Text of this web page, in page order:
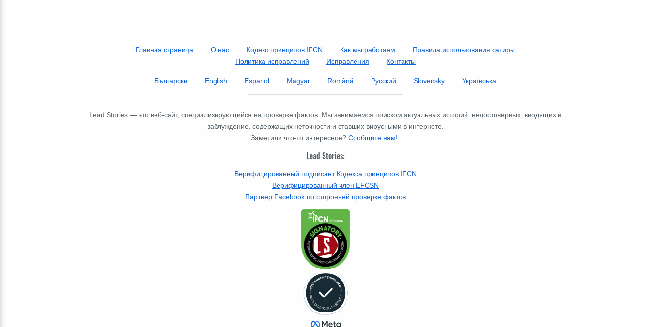
Главная страница О нас Кодекс принципов IFCN Как мы работаем
Правила использования сатиры
Политика исправлений
Исправления Контакты
Български English Espanol Magyar Română Русский Slovensky Українська
Lead Stories — это веб-сайт, специализирующийся на проверке фактов. Мы занимаемся поиском актуальных историй: недостоверных, вводящих в
заблуждение, содержащих неточности и ставших вирусными в интернете.
Заметили что-то интересное?Сообщите нам!
Lead Stories:
Верифицированный подписант Кодекса принципов IFCN
Верифицированный член EFCSN
Партнер Facebook по сторонней проверке фактов